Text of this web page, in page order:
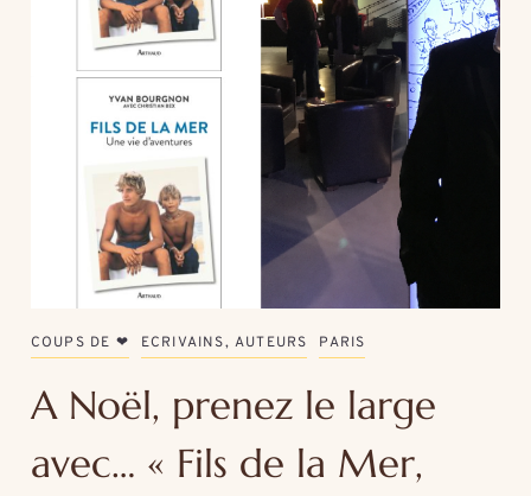
COUPS DE ❤ ECRIVAINS, AUTEURS PARIS
A Noël, prenez le large
avec… « Fils de la Mer,